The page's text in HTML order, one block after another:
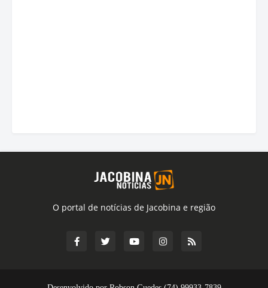
O portal de notícias de Jacobina e região